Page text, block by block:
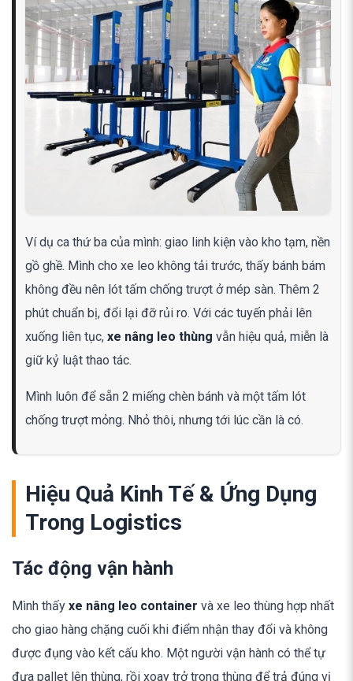
Ví dụ ca thứ ba của mình: giao linh kiện vào kho tạm, nền
gồ ghề. Mình cho xe leo không tải trước, thấy bánh bám
không đều nên lót tấm chống trượt ở mép sàn. Thêm 2
phút chuẩn bị, đổi lại đỡ rủi ro. Với các tuyến phải lên
xuống liên tục, xe nâng leo thùng vẫn hiệu quả, miễn là
giữ kỷ luật thao tác.
Mình luôn để sẵn 2 miếng chèn bánh và một tấm lót
chống trượt mỏng. Nhỏ thôi, nhưng tới lúc cần là có.
Hiệu Quả Kinh Tế & Ứng Dụng
Trong Logistics
Tác động vận hành
Mình thấy xe nâng leo container và xe leo thùng hợp nhất
cho giao hàng chặng cuối khi điểm nhận thay đổi và không
được đụng vào kết cấu kho. Một người vận hành có thể tự
đưa pallet lên thùng, rồi xoay trở trong thùng để trả đúng vị